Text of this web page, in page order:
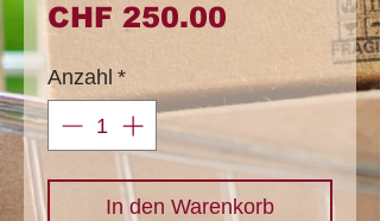
CHF 250.00
Anzahl *
In den Warenkorb